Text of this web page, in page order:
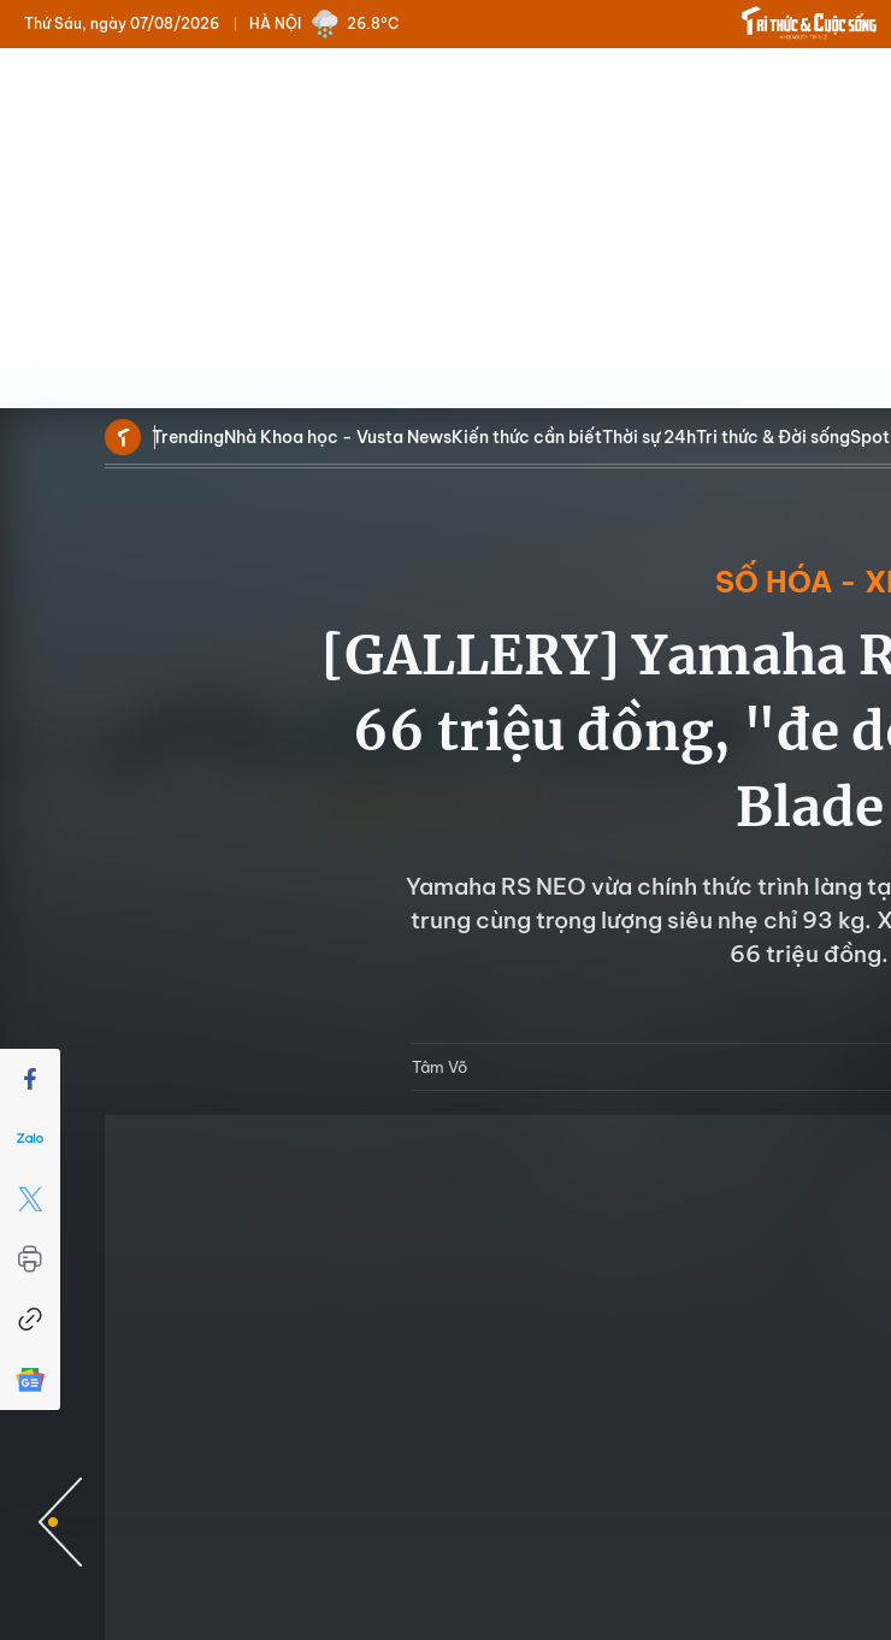
HÀ NỘI
Thứ Sáu, ngày 07/08/2026 26.8°C
TrendingNhà Khoa học - Vusta NewsKiến thức cần biếtThời sự 24hTri thức & Đời sống
SỐ HÓA -
[GALLERY] Yamaha
66 triệu đồng, "đe
Blade
Yamaha RS NEO vừa chính thức trình làng
trung cùng trọng lượng siêu nhẹ chỉ 93 kg.
66 triệu đồng.
Tâm Võ